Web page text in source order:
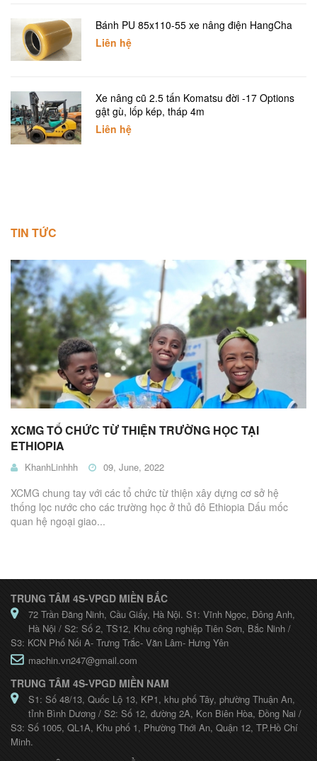
Phụ tùng hộp số xe nâng HeLi
Liên hệ
Lốp đặc xe nâng 7.00-12
Liên hệ
TIN TỨC
XCMG TỔ CHỨC TỪ THIỆN TRƯỜNG HỌC TẠI
ETHIOPIA
KhanhLinhhh 09, June, 2022
XCMG chung tay với các tổ chức từ thiện xây dựng cơ sở hệ
thống lọc nước cho các trường học ở thủ đô Ethiopia Dấu mốc
quan hệ ngoại giao...
TRUNG TÂM 4S-VPGD MIỀN BẮC
72 Trần Đăng Ninh, Cầu Giấy, Hà Nội. S1: Vĩnh Ngọc, Đông Anh,
Hà Nội / S2: Số 2, TS12, Khu công nghiệp Tiên Sơn, Bắc Ninh /
S3: KCN Phố Nối A- Trưng Trắc- Văn Lâm- Hưng Yên
machin.vn247@gmail.com
TRUNG TÂM 4S-VPGD MIỀN NAM
S1: Số 48/13, Quốc Lộ 13, KP1, khu phố Tây, phường Thuận An,
tỉnh Bình Dương / S2: Số 12, đường 2A, Kcn Biên Hòa, Đồng Nai /
S3: Số 1005, QL1A, Khu phố 1, Phường Thới An, Quận 12, TP.Hồ Chí
Minh.